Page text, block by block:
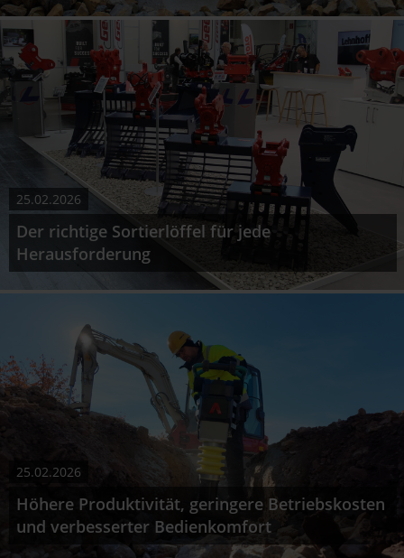
25.02.2026
Der richtige Sortierlöffel für jede
Herausforderung
25.02.2026
Höhere Produktivität, geringere Betriebskosten
und verbesserter Bedienkomfort